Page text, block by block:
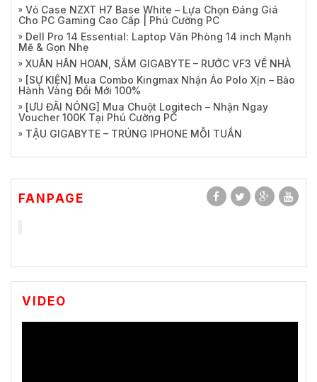
Vỏ Case NZXT H7 Base White – Lựa Chọn Đáng Giá
Cho PC Gaming Cao Cấp | Phú Cường PC
Dell Pro 14 Essential: Laptop Văn Phòng 14 inch Mạnh
Mẽ & Gọn Nhẹ
XUÂN HÂN HOAN, SẮM GIGABYTE – RƯỚC VF3 VỀ NHÀ
[SỰ KIỆN] Mua Combo Kingmax Nhận Áo Polo Xịn – Bảo
Hành Vàng Đổi Mới 100%
[ƯU ĐÃI NÓNG] Mua Chuột Logitech – Nhận Ngay
Voucher 100K Tại Phú Cường PC
TẬU GIGABYTE – TRÚNG IPHONE MỖI TUẦN
FANPAGE
VIDEO